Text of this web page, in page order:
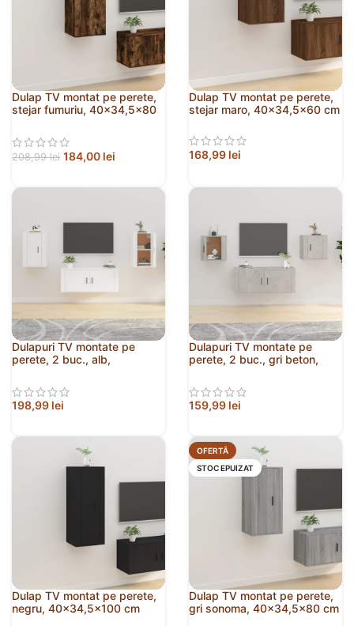
Dulap TV montat pe perete,
stejar fumuriu, 40×34,5×80
208,99lei 184,00 lei
Dulap TV montat pe perete,
stejar maro, 40×34,5×60 cm
168,99 lei
Dulapuri TV montate pe
perete, 2 buc., alb,
198,99 lei
Dulapuri TV montate pe
perete, 2 buc., gri beton,
159,99 lei
Dulap TV montat pe perete,
negru, 40×34,5×100 cm
OFERTĂ
STOC EPUIZAT
Dulap TV montat pe perete,
gri sonoma, 40×34,5×80 cm